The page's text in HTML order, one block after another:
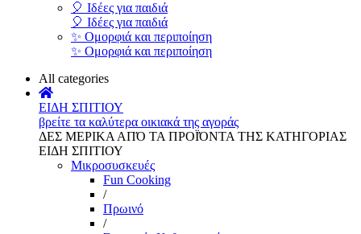
🎈 Ιδέες για παιδιά
🎈 Ιδέες για παιδιά
✨ Ομορφιά και περιποίηση
✨ Ομορφιά και περιποίηση
All categories
ΕΙΔΗ ΣΠΙΤΙΟΥ
βρείτε τα καλύτερα οικιακά της αγοράς
ΔΕΣ ΜΕΡΙΚΑ ΑΠΌ ΤΑ ΠΡΟΪΌΝΤΑ ΤΗΣ ΚΑΤΗΓΟΡΙΑΣ
ΕΙΔΗ ΣΠΙΤΙΟΥ
Μικροσυσκευές
Fun Cooking
/
Πρωινό
/